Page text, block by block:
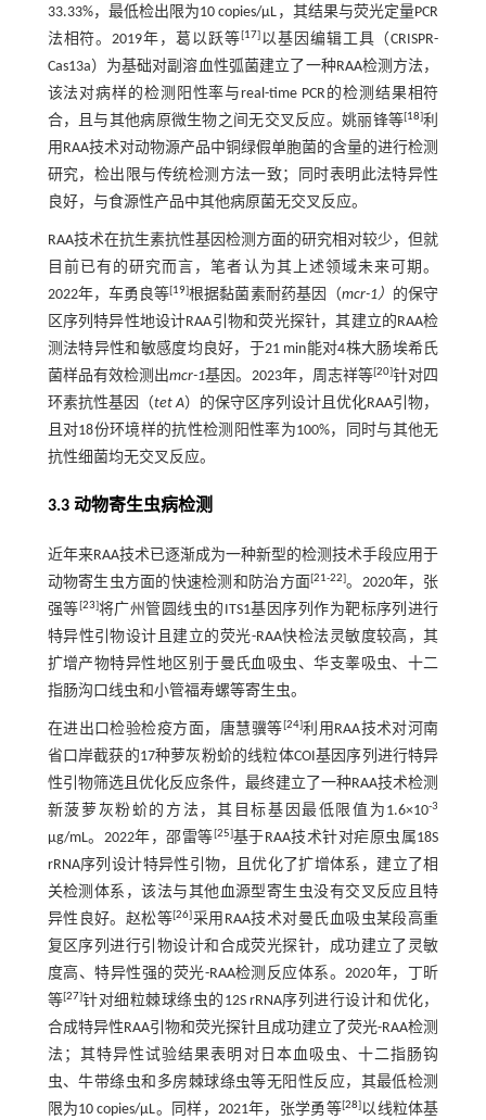
33.33%，最低检出限为10 copies/μL，其结果与荧光定量PCR
法相符。2019年，葛以跃等[17]以基因编辑工具（CRISPR-
Cas13a）为基础对副溶血性弧菌建立了一种RAA检测方法，
该法对病样的检测阳性率与real-time PCR的检测结果相符
合，且与其他病原微生物之间无交叉反应。姚丽锋等[18]利
用RAA技术对动物源产品中铜绿假单胞菌的含量的进行检测
研究，检出限与传统检测方法一致；同时表明此法特异性
良好，与食源性产品中其他病原菌无交叉反应。
RAA技术在抗生素抗性基因检测方面的研究相对较少，但就
目前已有的研究而言，笔者认为其上述领域未来可期。
2022年，车勇良等[19]根据黏菌素耐药基因（mcr-1）
的保守
区序列特异性地设计RAA引物和荧光探针，其建立的RAA检
测法特异性和敏感度均良好，于21 min能对4株大肠埃希氏
菌样品有效检测出mcr-1基因。2023年，周志祥等[20]针对四
环素抗性基因（tet A）的保守区序列设计且优化RAA引物，
且对18份环境样的抗性检测阳性率为100%，同时与其他无
抗性细菌均无交叉反应。
3.3 动物寄生虫病检测
近年来RAA技术已逐渐成为一种新型的检测技术手段应用于
动物寄生虫方面的快速检测和防治方面[21-22]。2020年，张
强等[23]将广州管圆线虫的ITS1基因序列作为靶标序列进行
特异性引物设计且建立的荧光-RAA快检法灵敏度较高，其
扩增产物特异性地区别于曼氏血吸虫、华支睾吸虫、十二
指肠沟口线虫和小管福寿螺等寄生虫。
在进出口检验检疫方面，唐慧骥等[24]利用RAA技术对河南
省口岸截获的17种萝灰粉蚧的线粒体COI基因序列进行特异
性引物筛选且优化反应条件，最终建立了一种RAA技术检测
新菠萝灰粉蚧的方法，其目标基因最低限值为1.6×10-3
μg/mL。2022年，邵雷等[25]基于RAA技术针对疟原虫属18S
rRNA序列设计特异性引物，且优化了扩增体系，建立了相
关检测体系，该法与其他血源型寄生虫没有交叉反应且特
异性良好。赵松等[26]采用RAA技术对曼氏血吸虫某段高重
复区序列进行引物设计和合成荧光探针，成功建立了灵敏
度高、特异性强的荧光-RAA检测反应体系。2020年，丁昕
等[27]针对细粒棘球绦虫的12S rRNA序列进行设计和优化，
合成特异性RAA引物和荧光探针且成功建立了荧光-RAA检测
法；其特异性试验结果表明对日本血吸虫、十二指肠钩
虫、牛带绦虫和多房棘球绦虫等无阳性反应，其最低检测
限为10 copies/μL。同样，2021年，张学勇等[28]以线粒体基